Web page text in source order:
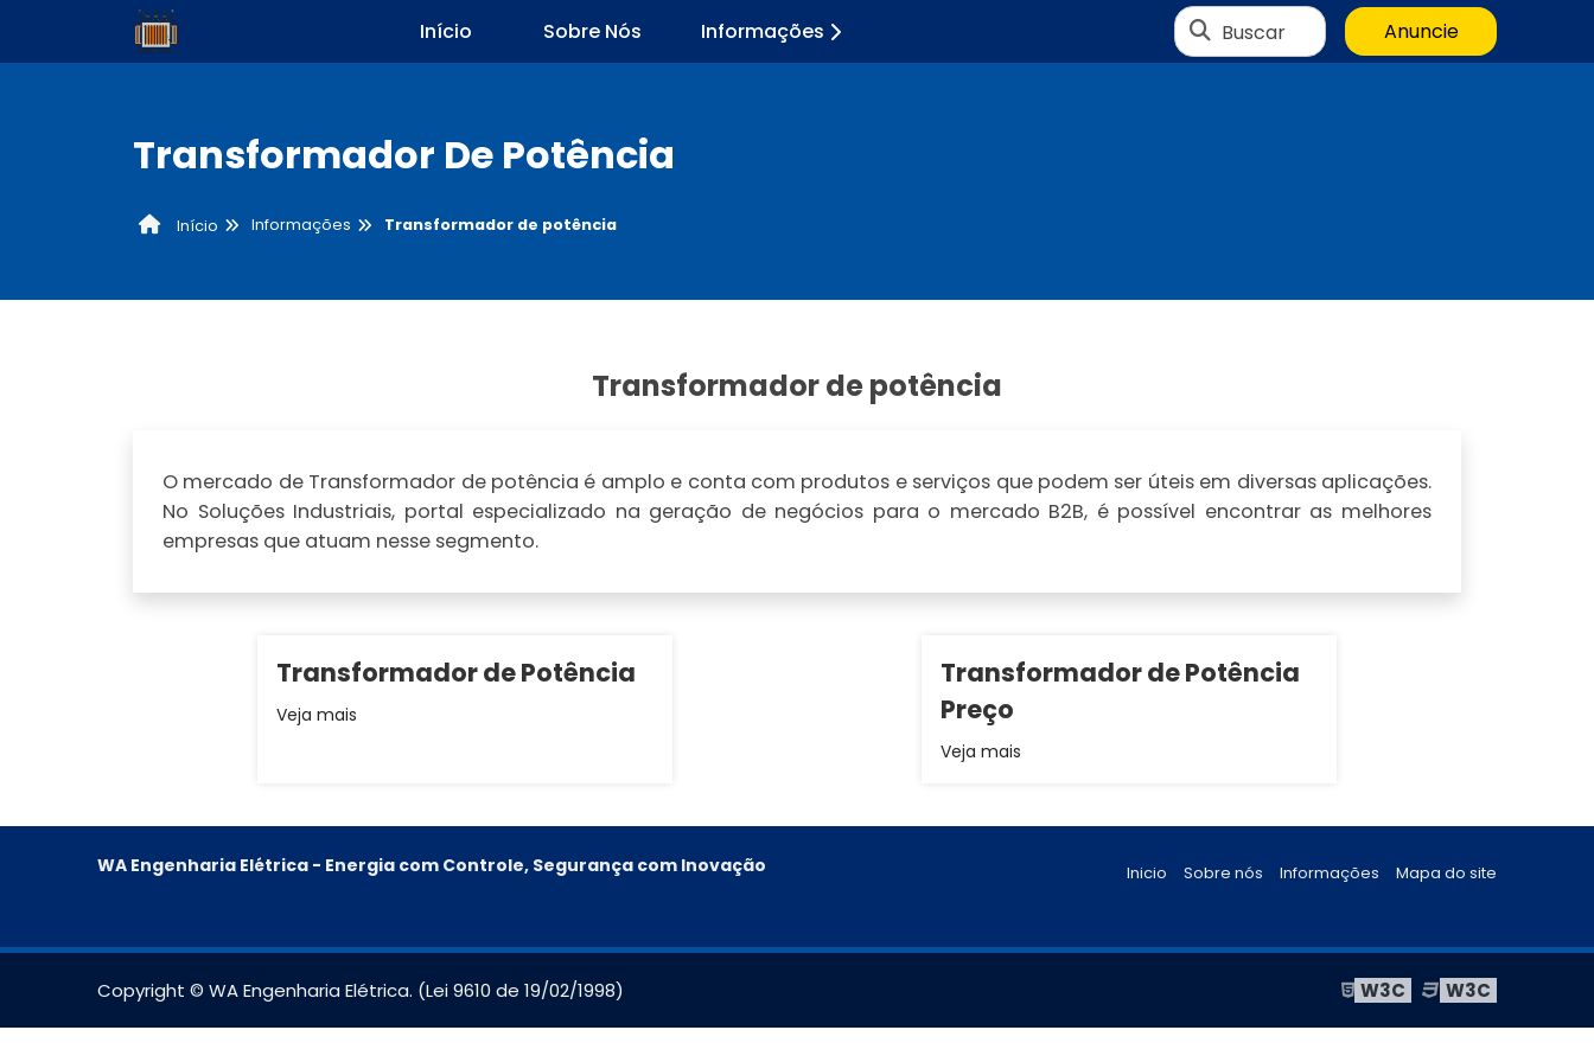
Início Sobre Nós Informações Buscar Anuncie
Transformador De Potência
Início Informações Transformador de potência
Transformador de potência
O mercado de Transformador de potência é amplo e conta com produtos e serviços que podem ser úteis em diversas aplicações.
No Soluções Industriais, portal especializado na geração de negócios para o mercado B2B, é possível encontrar as melhores
empresas que atuam nesse segmento.
Transformador de Potência
Veja mais
Transformador de Potência
Preço
Veja mais
WA Engenharia Elétrica - Energia com Controle, Segurança com Inovação Inicio Sobre nós Informações Mapa do site
Copyright © WA Engenharia Elétrica. (Lei 9610 de 19/02/1998) W3C W3C